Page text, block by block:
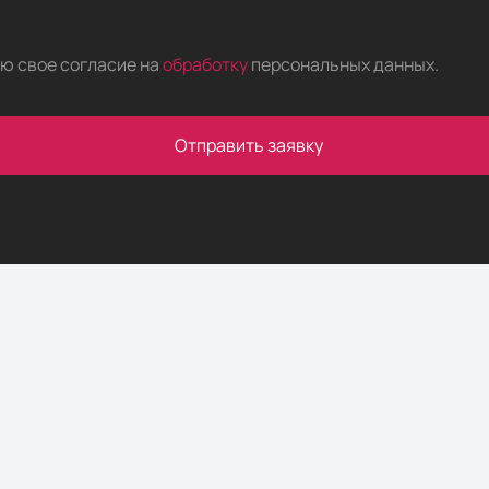
свое согласие наобработку персональных данных.
Отправить заявку